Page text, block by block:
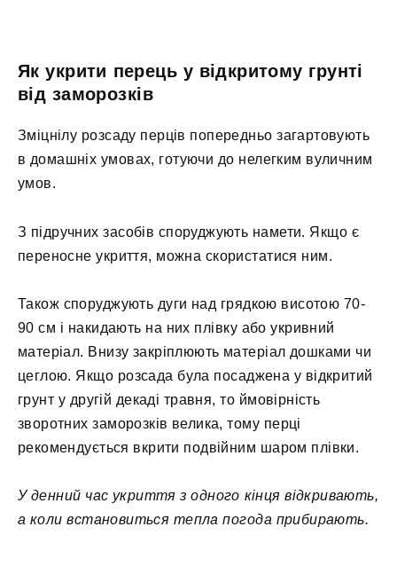
Як укрити перець у відкритому грунті
від заморозків
Зміцнілу розсаду перців попередньо загартовують
в домашніх умовах, готуючи до нелегким вуличним
умов.
З підручних засобів споруджують намети. Якщо є
переносне укриття, можна скористатися ним.
Також споруджують дуги над грядкою висотою 70-
90 см і накидають на них плівку або укривний
матеріал. Внизу закріплюють матеріал дошками чи
цеглою. Якщо розсада була посаджена у відкритий
грунт у другій декаді травня, то ймовірність
зворотних заморозків велика, тому перці
рекомендується вкрити подвійним шаром плівки.
У денний час укриття з одного кінця відкривають,
а коли встановиться тепла погода прибирають.